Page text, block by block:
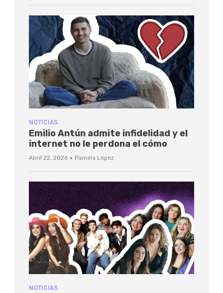
NOTICIAS
Emilio Antún admite infidelidad y el
internet no le perdona el cómo
Abril 22, 2026 · Pamela López
NOTICIAS